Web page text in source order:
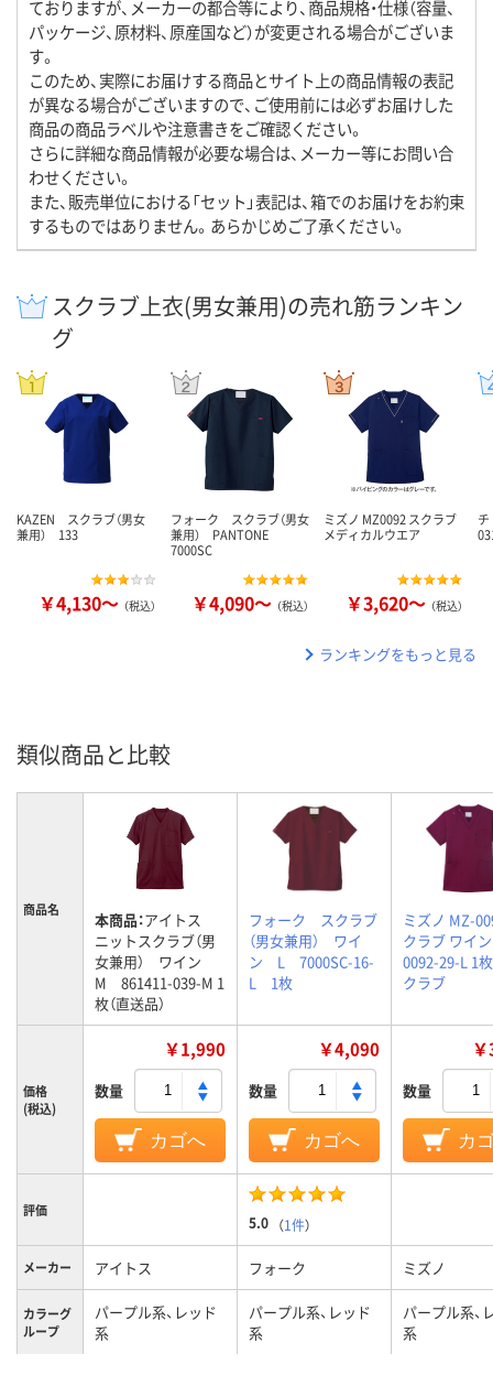
ておりますが、メーカーの都合等により、商品規格・仕様（容量、
パッケージ、原材料、原産国など）が変更される場合がございま
す。
このため、実際にお届けする商品とサイト上の商品情報の表記
が異なる場合がございますので、ご使用前には必ずお届けした
商品の商品ラベルや注意書きをご確認ください。
さらに詳細な商品情報が必要な場合は、メーカー等にお問い合
わせください。
また、販売単位における「セット」表記は、箱でのお届けをお約束
するものではありません。あらかじめご了承ください。
スクラブ上衣(男女兼用)の売れ筋ランキン
グ
KAZEN スクラブ（男女
兼用） 133
￥4,130～ （税込）
フォーク スクラブ（男女
兼用） PANTONE
7000SC
￥4,090～ （税込）
ミズノ MZ0092 スクラブ
メディカルウエア
￥3,620～ （税込）
ランキングをもっと見る
類似商品と比較
商品名 本商品：アイトス
ニットスクラブ（男
女兼用） ワイン
M 861411-039-M 1
枚（直送品）
フォーク スクラブ
（男女兼用） ワイ
ン L 7000SC-16-
L 1枚
ミズノ MZ-
クラブ ワイ
0092-29-L 1
クラブ
価格
(税込)
￥1,990
数量
カゴへ
￥4,090
数量
カゴへ
数量
カ
評価
5.0 （1件）
メーカー アイトス フォーク ミズノ
カラーグ
ループ
パープル系、レッド
系
パープル系、レッド
系
パープル系、
系